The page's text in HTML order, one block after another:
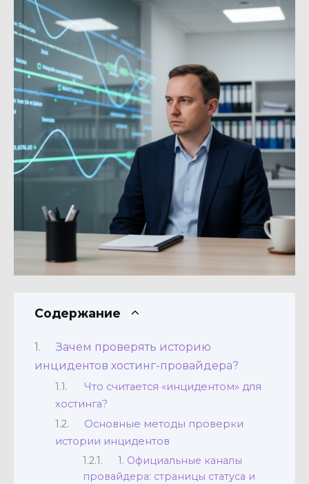
Содержание
Зачем проверять историю
инцидентов хостинг-провайдера?
Что считается «инцидентом» для
хостинга?
Основные методы проверки
истории инцидентов
1. Официальные каналы
провайдера: страницы статуса и